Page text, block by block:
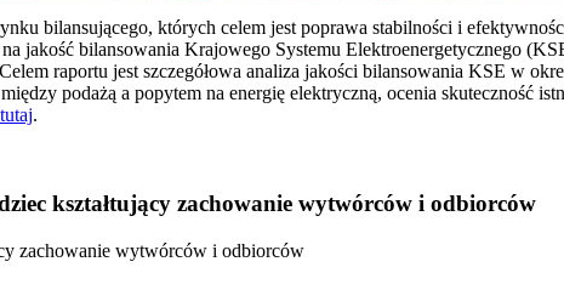
bilansującego, których celem jest poprawa stabilności i
jakość bilansowania Krajowego Systemu Elektroenergetycznego
raportu jest szczegółowa analiza jakości bilansowania KSE w
podażą a popytem na energię elektryczną, ocenia skuteczność
.
kształtujący zachowanie wytwórców i odbiorców
zachowanie wytwórców i odbiorców